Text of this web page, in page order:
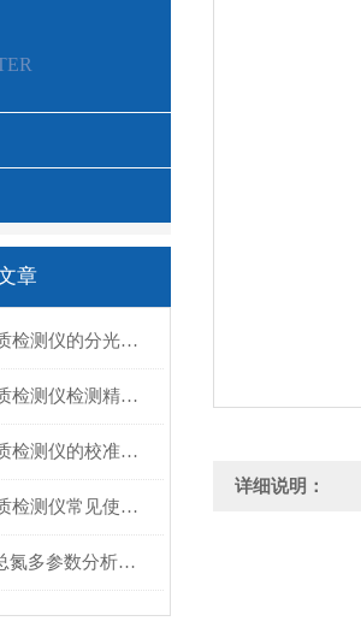
章
COD氨氮总磷水质检测仪的分光光度法原理与系统化运维管理
COD氨氮总磷水质检测仪检测精度影响因素与优化措施
COD氨氮总磷水质检测仪的校准流程与周期规范
COD氨氮总磷水质检测仪常见使用误区，请规避！
水环境水质总磷总氮多参数分析测定仪器【云唐多参数水质检测仪推荐】
详细说明：